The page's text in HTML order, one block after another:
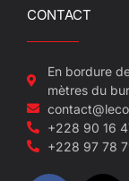
CONTACT
En bordure
mètres du
+228 90 16
+228 97 78